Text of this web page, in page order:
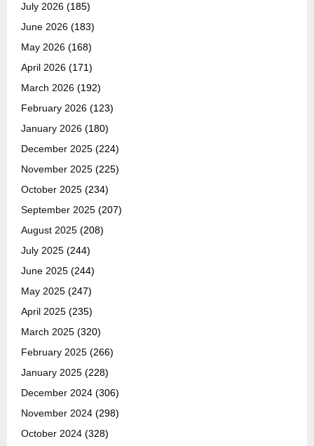
July 2026 (185)
June 2026 (183)
May 2026 (168)
April 2026 (171)
March 2026 (192)
February 2026 (123)
January 2026 (180)
December 2025 (224)
November 2025 (225)
October 2025 (234)
September 2025 (207)
August 2025 (208)
July 2025 (244)
June 2025 (244)
May 2025 (247)
April 2025 (235)
March 2025 (320)
February 2025 (266)
January 2025 (228)
December 2024 (306)
November 2024 (298)
October 2024 (328)